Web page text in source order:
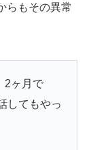
らもその異常
2ヶ月で
してもやっ